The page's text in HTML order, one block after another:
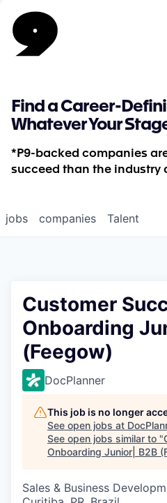
Find a Career-
Whatever Your
*P9-backed companies
succeed than the industry
jobs companies Talent
Customer
Onboarding
(Feegow)
DocPlanner
This job is no longer
See open jobs at
See open jobs similar to "
Onboarding Junior| B2B
Sales & Business